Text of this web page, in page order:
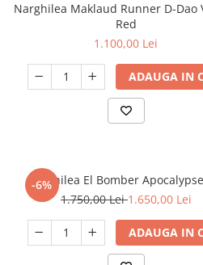
Narghilea Maklaud Runner D-Dao
Red
1.100,00 Lei
ADAUGA IN
-6%
Narghilea El Bomber
1.750,00 Lei1.650,00 Lei
ADAUGA IN